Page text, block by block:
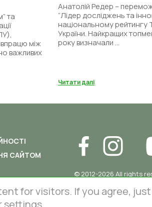
та
між
важливих
Анатолій Редер –
“Лідер досліджень та
національному
України. Найкращих
року визначали ...
Читати далі
САЙТОМ
© 2012-2026 All rights
86 Lustdorfska road,
InterChem SLC.
for visitors. If you agree,
settings.